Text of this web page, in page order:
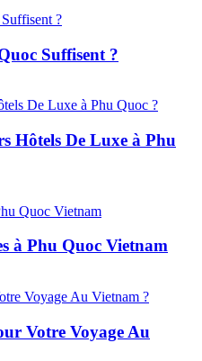
pour la plongée et le
de nature, de culture et
destination qui a quelque
pour les familles ?
pour les familles,
détente et d'aventure. Ses
en toute sécurité.
activités en plein air
dans les chutes d'eau et
pour tous les âges. Les
la culture locale et
de pêcheurs traditionnels et
paisible, combinée à des